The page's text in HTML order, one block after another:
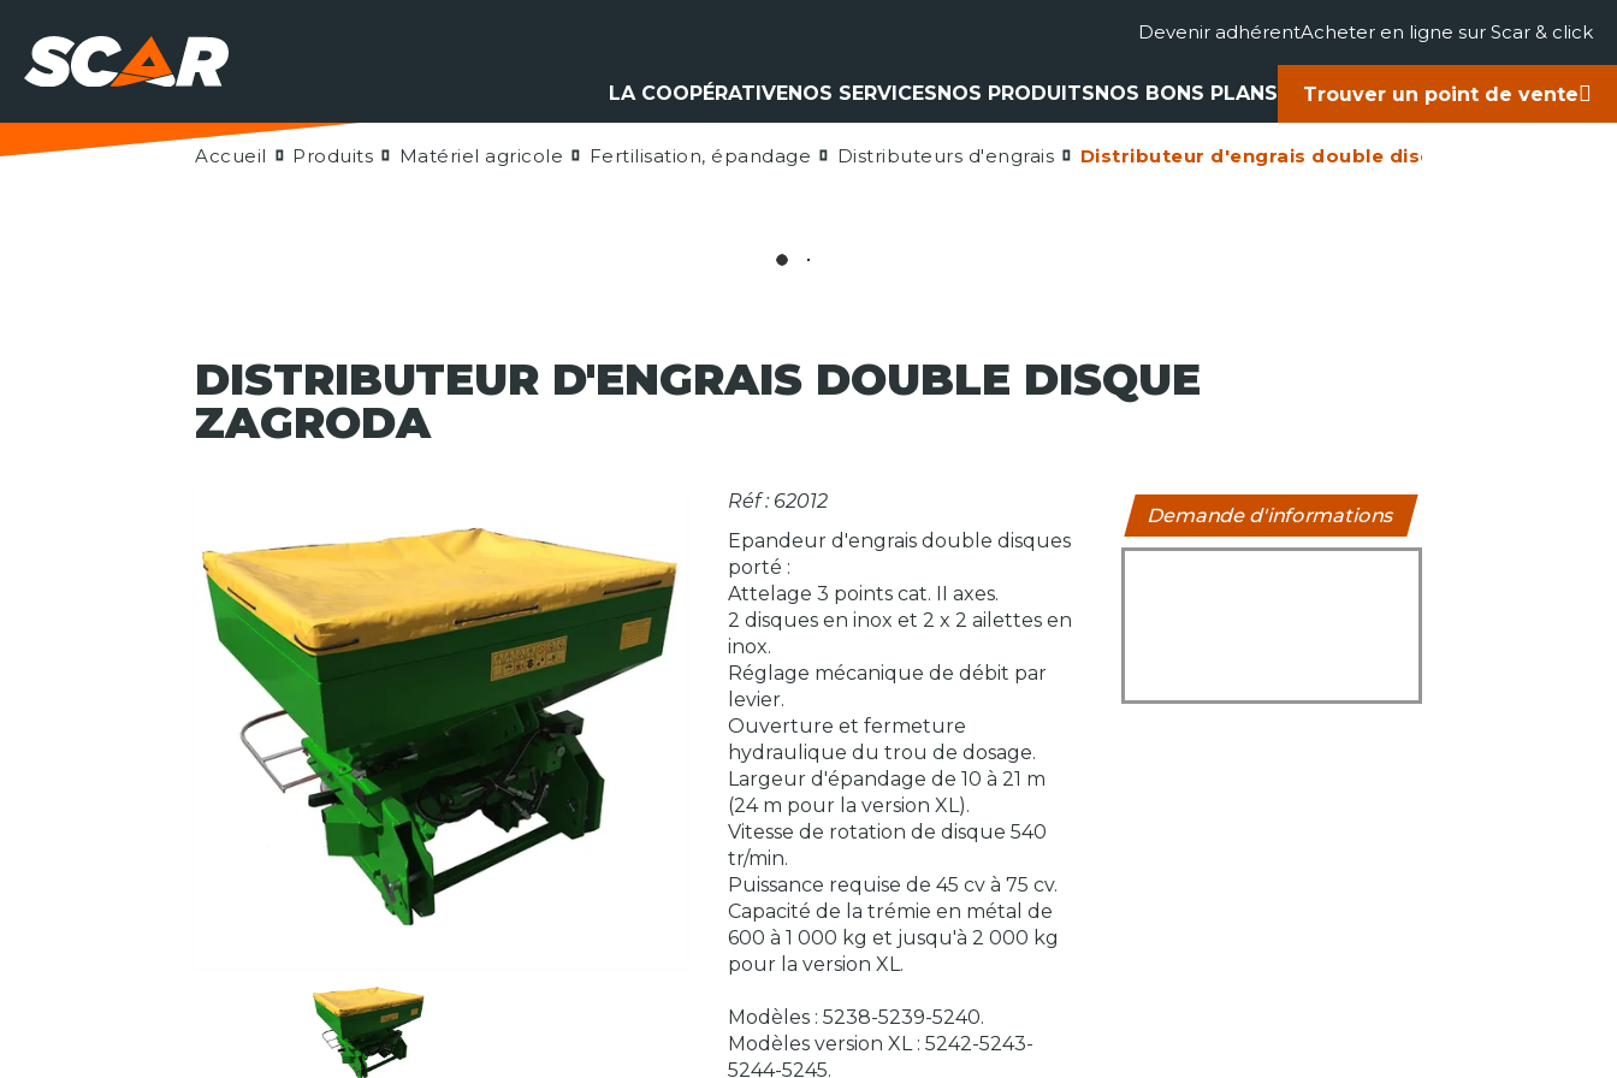
Devenir adhérentAcheter en ligne sur Scar & click
LA COOPÉRATIVENOS SERVICES
Climatisation
NOS PRODUITS
Matériel agricole
NOS BONS PLANS Trouver un point de vente
Accueil Produits Matériel agricole Fertilisation, épandage Distributeurs d'engrais Distributeur d'engrais double disque ZAGRODA
DISTRIBUTEUR D'ENGRAIS DOUBLE DISQUE
ZAGRODA
Réf : 62012
Epandeur d'engrais double disques
porté :
Attelage 3 points cat. II axes.
2 disques en inox et 2 x 2 ailettes en
inox.
Réglage mécanique de débit par
levier.
Ouverture et fermeture
hydraulique du trou de dosage.
Largeur d'épandage de 10 à 21 m
(24 m pour la version XL).
Vitesse de rotation de disque 540
tr/min.
Puissance requise de 45 cv à 75 cv.
Capacité de la trémie en métal de
600 à 1 000 kg et jusqu'à 2 000 kg
pour la version XL.
Modèles : 5238-5239-5240.
Modèles version XL : 5242-5243-
5244-5245.
Demande d'informations